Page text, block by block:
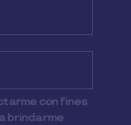
con fines
brindarme